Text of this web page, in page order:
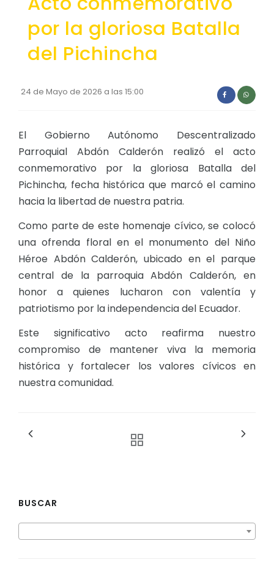
GESTIÓN ADMINISTRATIVA
Plan de desarrollo y Ordenamiento Territorial -
Convenios Institucionales
PRESUPUESTO: EJECUCIÓN Y REPORTES
Cédulas presupuestarias y balances
Procesos de contratación
Ejecución Presupuestaria
Obras y proyectos
REPRESENTANTES DE LA ASAMBLEA PARROQUIAL
REPRESENTANTES DEL CONSEJO DE PLANIFICACIÓN
por la gloriosa Batalla
del Pichincha
24 de Mayo de 2026 a las 15:00
El Gobierno Autónomo Descentralizado
Parroquial Abdón Calderón realizó el acto
conmemorativo por la gloriosa Batalla del
Pichincha, fecha histórica que marcó el camino
hacia la libertad de nuestra patria.
Como parte de este homenaje cívico, se colocó
una ofrenda floral en el monumento del Niño
Héroe Abdón Calderón, ubicado en el parque
central de la parroquia Abdón Calderón, en
honor a quienes lucharon con valentía y
patriotismo por la independencia del Ecuador.
Este significativo acto reafirma nuestro
compromiso de mantener viva la memoria
histórica y fortalecer los valores cívicos en
nuestra comunidad.
BUSCAR